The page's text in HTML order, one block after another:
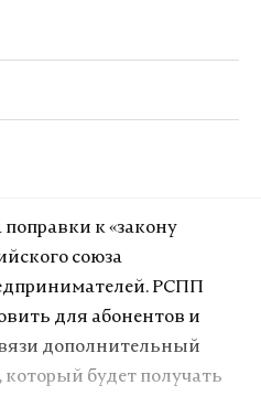
Telegram
VK
к «закону
союза
РСПП
для абонентов и
дополнительный
будет получать